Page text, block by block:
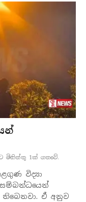
මිනිත්තු 1ක් ගතවේ.
විද්‍යා
ඒ අනුව